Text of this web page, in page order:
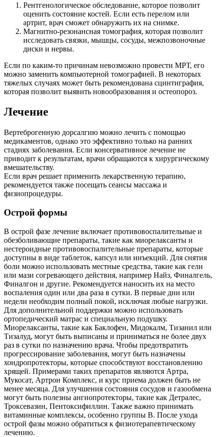
Рентгенологическое обследование, которое позволит
оценить состояние костей. Если есть перелом или
артрит, врач сможет обнаружить их на снимке.
Магнитно-резонансная томография, которая позволит
исследовать связки, мышцы, сосуды, межпозвоночные
диски и нервы.
Если по каким-то причинам невозможно провести МРТ, его
можно заменить компьютерной томографией. В некоторых
тяжелых случаях может быть рекомендована сцинтиграфия,
которая позволит выявить новообразования и остеопороз.
Лечение
Вертеброгенную дорсалгию можно лечить с помощью
медикаментов, однако это эффективно только на ранних
стадиях заболевания. Если консервативное лечение не
приводит к результатам, врачи обращаются к хирургическому
вмешательству.
Если врач решает применить лекарственную терапию,
рекомендуется также посещать сеансы массажа и
физиопроцедуры.
Острой формы
В острой фазе лечение включает противовоспалительные и
обезболивающие препараты, такие как миорелаксанты и
нестероидные противовоспалительные препараты, которые
доступны в виде таблеток, капсул или инъекций. Для снятия
боли можно использовать местные средства, такие как гели
или мази согревающего действия, например Найз, Финалгель,
Финалгон и другие. Рекомендуется наносить их на место
воспаления один или два раза в сутки. В первые дни или
недели необходим полный покой, исключая любые нагрузки.
Для дополнительной поддержки можно использовать
ортопедический матрас и специальную подушку.
Миорелаксанты, такие как Баклофен, Мидокалм, Тизанил или
Тизалуд, могут быть выписаны и приниматься не более двух
раз в сутки по назначению врача. Чтобы предотвратить
прогрессирование заболевания, могут быть назначены
хондропротекторы, которые способствуют восстановлению
хрящей. Примерами таких препаратов являются Артра,
Мукосат, Артрон Комплекс, и курс приема должен быть не
менее месяца. Для улучшения состояния сосудов и газообмена
могут быть полезны ангиопротекторы, такие как Детралес,
Троксевазин, Пентоксифиллин. Также важно принимать
витаминные комплексы, особенно группы В. После ухода
острой фазы можно обратиться к физиотерапевтическому
лечению.